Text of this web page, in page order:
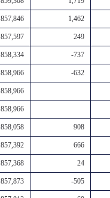
857,846 1,462
857,597 249
858,334 -737
858,966 -632
858,966
858,966
858,058 908
857,392 666
857,368 24
857,873 -505